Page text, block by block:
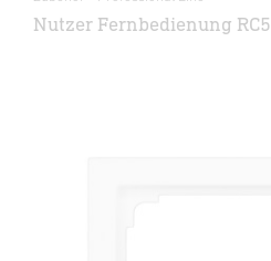
Nutzer Fernbedienung RC5